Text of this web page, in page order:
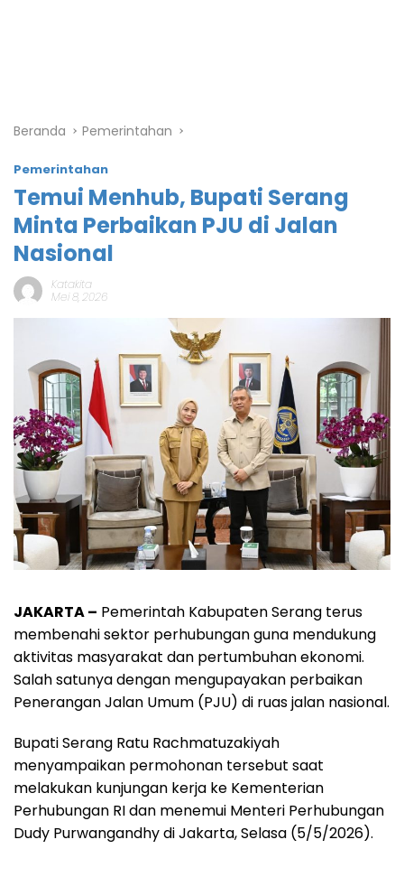
Beranda Pemerintahan
Pemerintahan
Temui Menhub, Bupati Serang
Minta Perbaikan PJU di Jalan
Nasional
Katakita
Mei 8, 2026
JAKARTA – Pemerintah Kabupaten Serang terus
membenahi sektor perhubungan guna mendukung
aktivitas masyarakat dan pertumbuhan ekonomi.
Salah satunya dengan mengupayakan perbaikan
Penerangan Jalan Umum (PJU) di ruas jalan nasional.
Bupati Serang Ratu Rachmatuzakiyah
menyampaikan permohonan tersebut saat
melakukan kunjungan kerja ke Kementerian
Perhubungan RI dan menemui Menteri Perhubungan
Dudy Purwangandhy di Jakarta, Selasa (5/5/2026).